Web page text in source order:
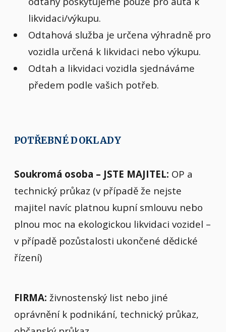
likvidaci/výkupu.
Odtahová služba je určena výhradně pro
vozidla určená k likvidaci nebo výkupu.
Odtah a likvidaci vozidla sjednáváme
předem podle vašich potřeb.
POTŘEBNÉ DOKLADY
Soukromá osoba – JSTE MAJITEL: OP a
technický průkaz (v případě že nejste
majitel navíc platnou kupní smlouvu nebo
plnou moc na ekologickou likvidaci vozidel –
v případě pozůstalosti ukončené dědické
řízení)
FIRMA: živnostenský list nebo jiné
oprávnění k podnikání, technický průkaz,